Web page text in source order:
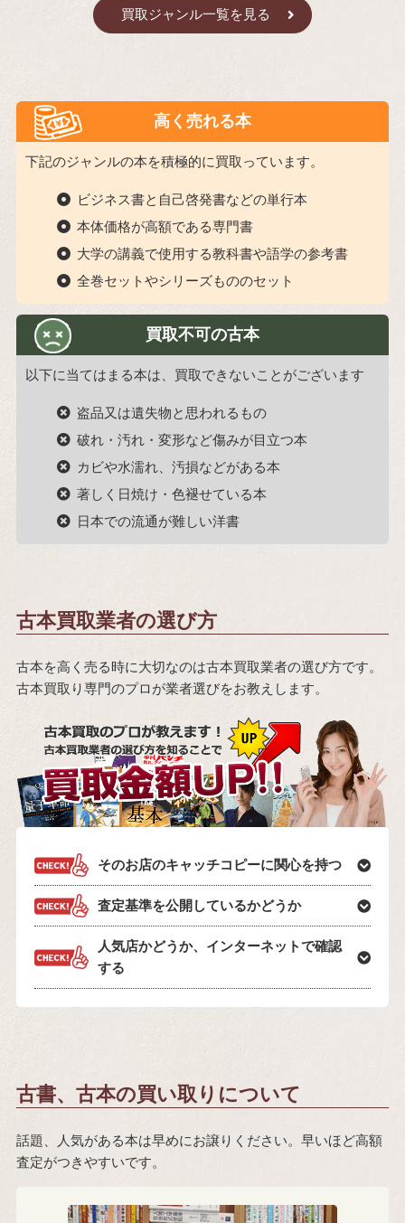
買取ジャンル一覧を見る
高く売れる本
下記のジャンルの本を積極的に買取っています。
ビジネス書と自己啓発書などの単行本
本体価格が高額である専門書
大学の講義で使用する教科書や語学の参考書
全巻セットやシリーズもののセット
買取不可の古本
以下に当てはまる本は、買取できないことがございます
盗品又は遺失物と思われるもの
破れ・汚れ・変形など傷みが目立つ本
カビや水濡れ、汚損などがある本
著しく日焼け・色褪せている本
日本での流通が難しい洋書
古本買取業者の選び方
古本を高く売る時に大切なのは古本買取業者の選び方です。
古本買取り専門のプロが業者選びをお教えします。
そのお店のキャッチコピーに関心を持つ
査定基準を公開しているかどうか
人気店かどうか、インターネットで確認
する
古書、古本の買い取りについて
話題、人気がある本は早めにお譲りください。早いほど高額
査定がつきやすいです。